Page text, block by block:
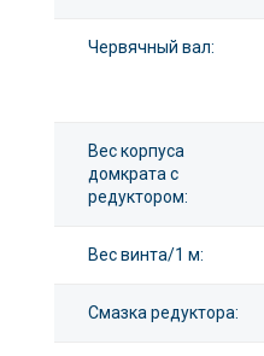
Червячный вал:
Вес корпуса
домкрата с
редуктором:
Вес винта/1 м:
Смазка редуктора: